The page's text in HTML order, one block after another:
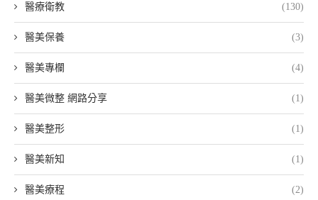
醫療衛教 (130)
醫美保養 (3)
醫美專欄 (4)
醫美微整 網路分享 (1)
醫美整形 (1)
醫美新知 (1)
醫美療程 (2)